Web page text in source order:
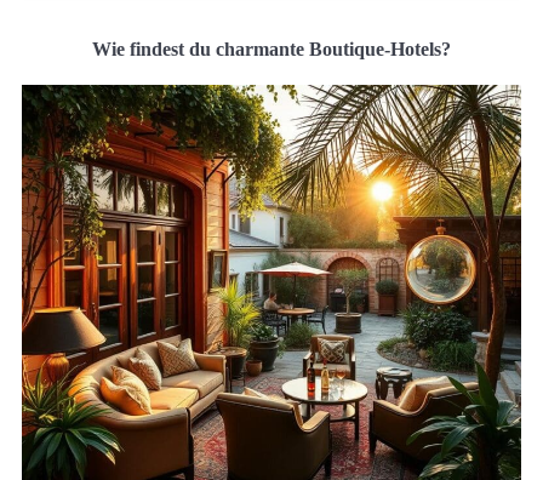
Wie findest du charmante Boutique-Hotels?